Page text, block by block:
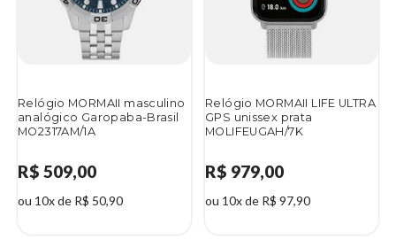
Relógio MORMAII masculino
analógico Garopaba-Brasil
MO2317AM/1A
R$ 509,00
ou 10x de R$ 50,90
Relógio MORMAII LIFE ULTRA
GPS unissex prata
MOLIFEUGAH/7K
R$ 979,00
ou 10x de R$ 97,90